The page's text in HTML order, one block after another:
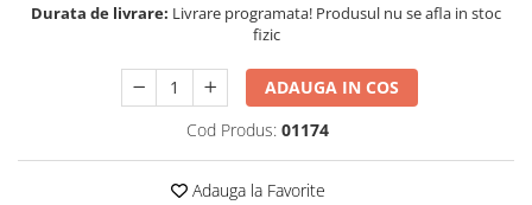
Durata de livrare: Livrare programata! Produsul nu se afla in stoc
fizic
ADAUGA IN COS
Cod Produs: 01174
Adauga la Favorite